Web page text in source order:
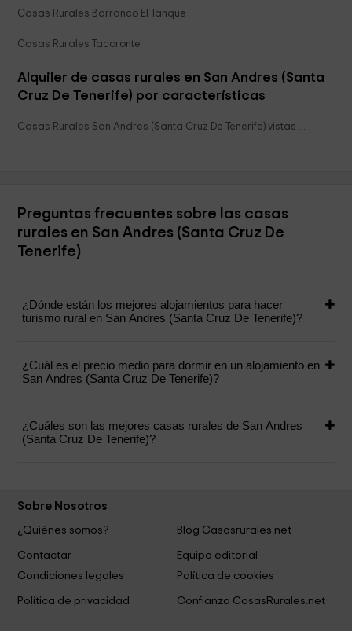
Casas Rurales Barranco El Tanque
Casas Rurales Tacoronte
Alquiler de casas rurales en San Andres (Santa
Cruz De Tenerife) por características
Casas Rurales San Andres (Santa Cruz De Tenerife) vistas al mar
Preguntas frecuentes sobre las casas
rurales en San Andres (Santa Cruz De
Tenerife)
¿Dónde están los mejores alojamientos para hacer
turismo rural en San Andres (Santa Cruz De Tenerife)?
¿Cuál es el precio medio para dormir en un alojamiento en
San Andres (Santa Cruz De Tenerife)?
¿Cuáles son las mejores casas rurales de San Andres
(Santa Cruz De Tenerife)?
Sobre Nosotros
¿Quiénes somos?
Blog Casasrurales.net
Contactar
Equipo editorial
Condiciones legales
Política de cookies
Política de privacidad Confianza CasasRurales.net